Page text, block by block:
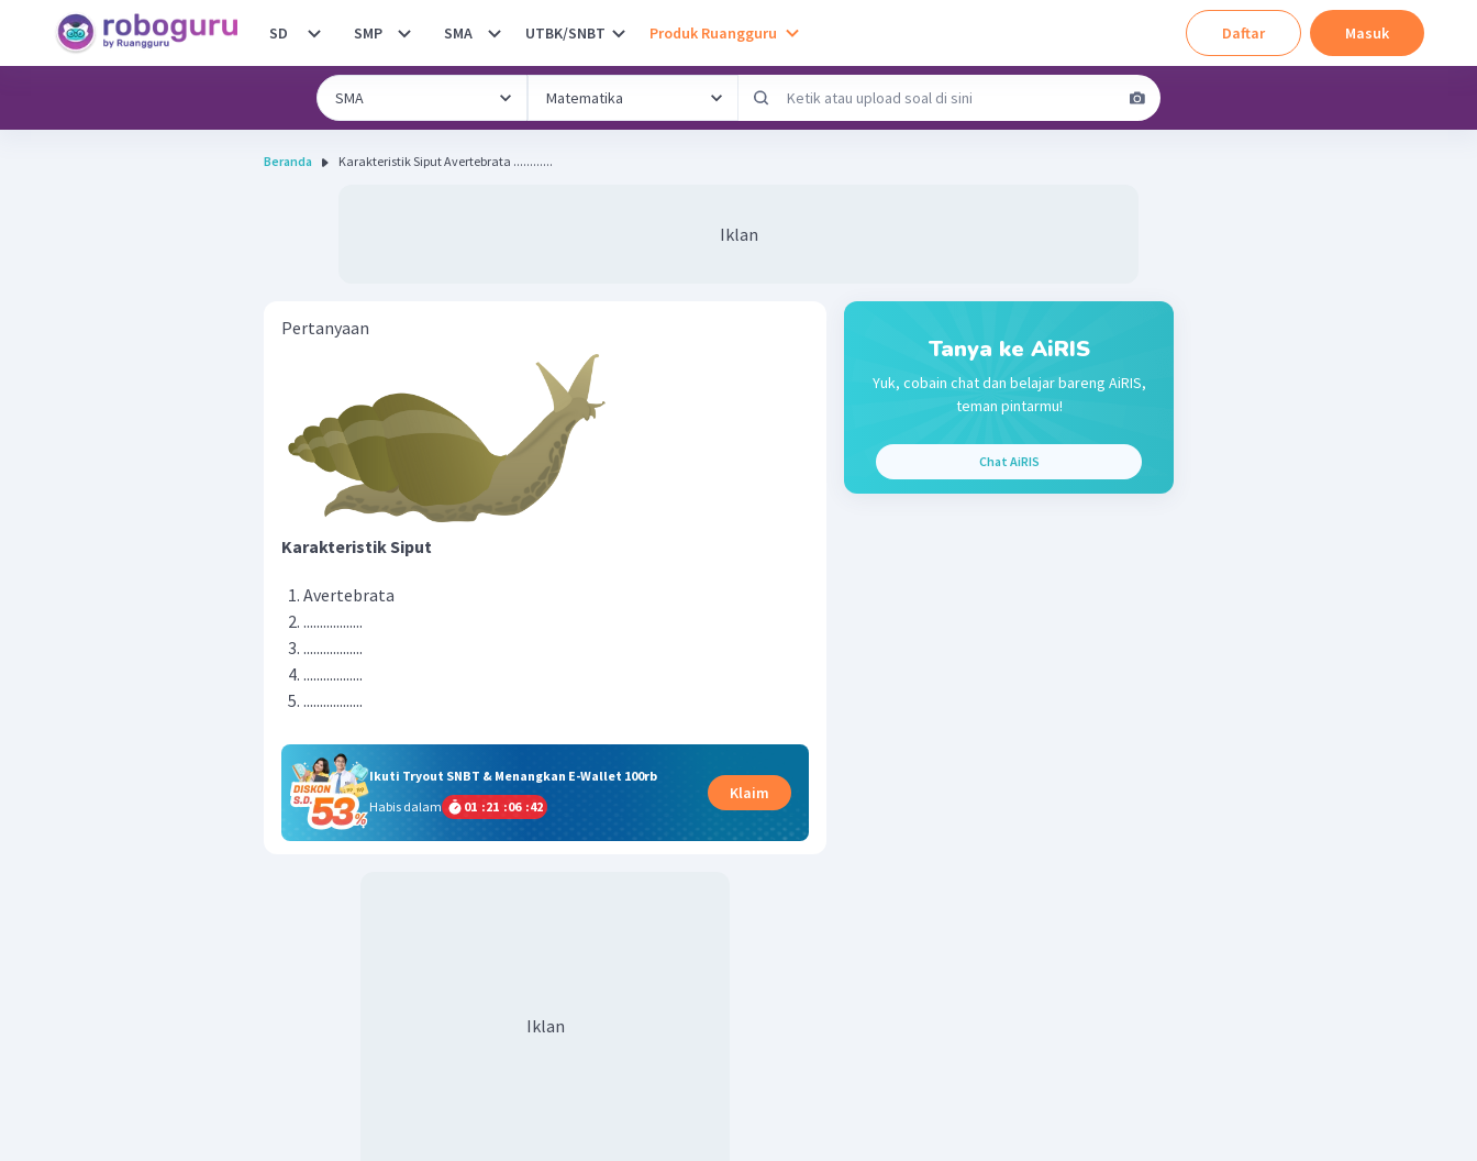
SD SMP SMA UTBK/SNBT Produk Ruangguru Daftar Masuk
Beranda Karakteristik Siput Avertebrata ............
Iklan
Pertanyaan
Karakteristik Siput
Avertebrata
..................
..................
..................
..................
Ikuti Tryout SNBT & Menangkan E-Wallet 100rb
Habis dalam
01 :21 :06 :42
Klaim
Iklan
Tanya ke AiRIS
Yuk, cobain chat dan belajar bareng AiRIS,
teman pintarmu!
Chat AiRIS